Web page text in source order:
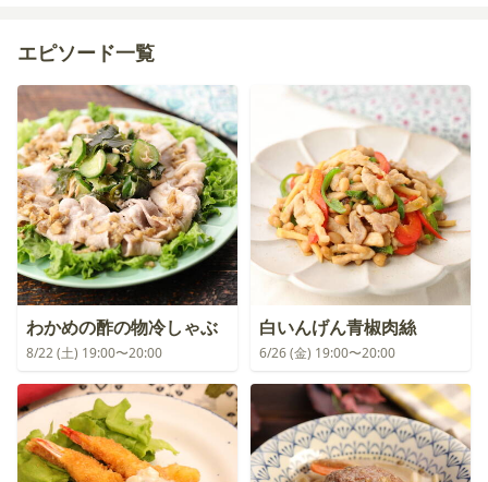
エピソード一覧
わかめの酢の物冷しゃぶ
8/22 (土) 19:00〜20:00
白いんげん青椒肉絲
6/26 (金) 19:00〜20:00